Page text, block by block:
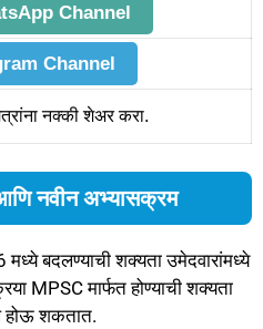
Channel
Channel
नक्की शेअर करा.
नवीन अभ्यासक्रम
बदलण्याची शक्यता उमेदवारांमध्ये
MPSC मार्फत होण्याची शक्यता
होऊ शकतात.